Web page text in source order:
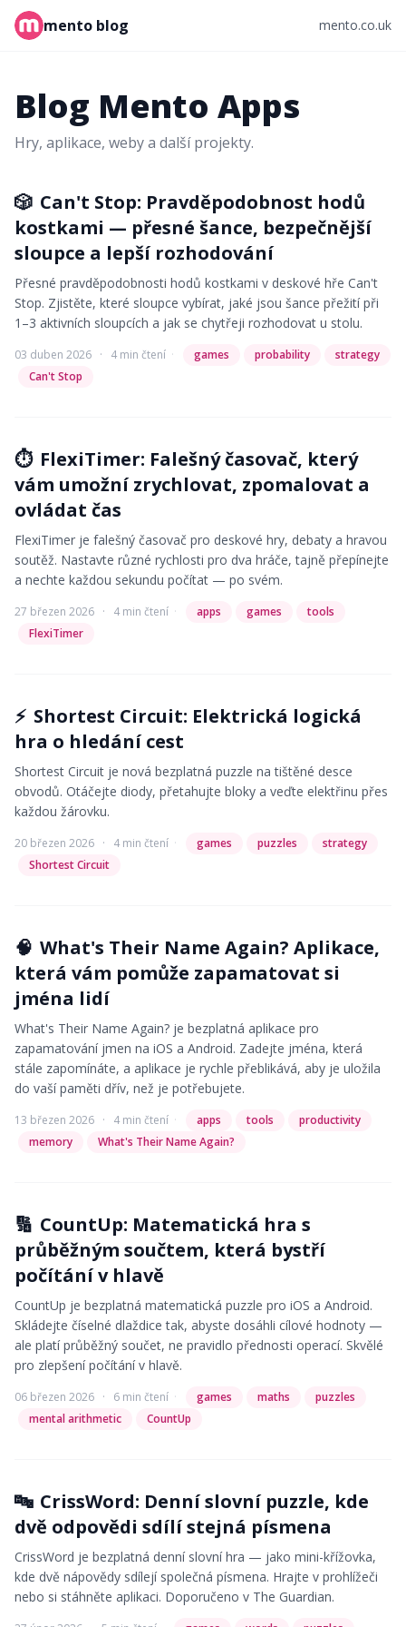
mento blog mento.co.uk
Blog Mento Apps
Hry, aplikace, weby a další projekty.
🎲 Can't Stop: Pravděpodobnost hodů
kostkami — přesné šance, bezpečnější
sloupce a lepší rozhodování
Přesné pravděpodobnosti hodů kostkami v deskové hře Can't
Stop. Zjistěte, které sloupce vybírat, jaké jsou šance přežití při
1–3 aktivních sloupcích a jak se chytřeji rozhodovat u stolu.
03 duben 2026 · 4 min čtení · games probability
strategy
Can't Stop
⏱️ FlexiTimer: Falešný časovač, který
vám umožní zrychlovat, zpomalovat a
ovládat čas
FlexiTimer je falešný časovač pro deskové hry, debaty a hravou
soutěž. Nastavte různé rychlosti pro dva hráče, tajně přepínejte
a nechte každou sekundu počítat — po svém.
27 březen 2026 · 4 min čtení · apps games
tools
FlexiTimer
⚡ Shortest Circuit: Elektrická logická
hra o hledání cest
Shortest Circuit je nová bezplatná puzzle na tištěné desce
obvodů. Otáčejte diody, přetahujte bloky a veďte elektřinu přes
každou žárovku.
20 březen 2026 · 4 min čtení · games puzzles
strategy
Shortest Circuit
🧠 What's Their Name Again? Aplikace,
která vám pomůže zapamatovat si
jména lidí
What's Their Name Again? je bezplatná aplikace pro
zapamatování jmen na iOS a Android. Zadejte jména, která
stále zapomínáte, a aplikace je rychle přeblikává, aby je uložila
do vaší paměti dřív, než je potřebujete.
13 březen 2026 · 4 min čtení · apps tools
productivity
memory
What's Their Name Again?
🔢 CountUp: Matematická hra s
průběžným součtem, která bystří
počítání v hlavě
CountUp je bezplatná matematická puzzle pro iOS a Android.
Skládejte číselné dlaždice tak, abyste dosáhli cílové hodnoty —
ale platí průběžný součet, ne pravidlo přednosti operací. Skvělé
pro zlepšení počítání v hlavě.
06 březen 2026 · 6 min čtení · games maths
puzzles
mental arithmetic
CountUp
🔤 CrissWord: Denní slovní puzzle, kde
dvě odpovědi sdílí stejná písmena
CrissWord je bezplatná denní slovní hra — jako mini-křížovka,
kde dvě nápovědy sdílejí společná písmena. Hrajte v prohlížeči
nebo si stáhněte aplikaci. Doporučeno v The Guardian.